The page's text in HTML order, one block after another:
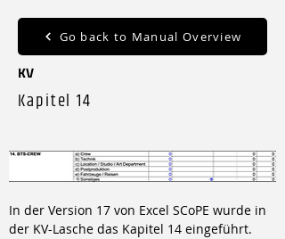
Go back to Manual Overview
KV
Kapitel 14
In der Version 17 von Excel SCoPE wurde in
der KV-Lasche das Kapitel 14 eingeführt.